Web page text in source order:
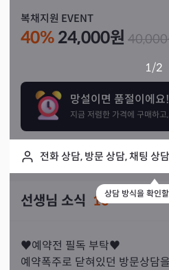
복채지원 EVENT
40% 24,000원 40,000
1/2
망설이면 품절이에요!
지금 저렴한 가격에 구매하
전화 상담, 방문 상담, 채팅 상담
상담 방식을 확인
선생님 소식 10
♥︎예약전 필독 부탁♥︎
예약폭주로 닫혀있던 방문상담